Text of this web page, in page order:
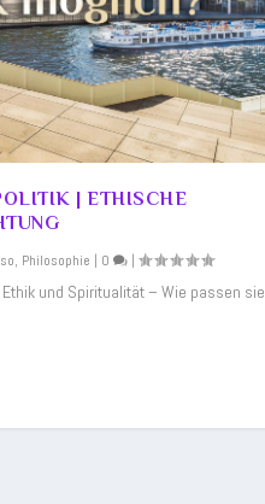
| ETHISCHE
, Philosophie | 0 |
und Spiritualität – Wie passen sie